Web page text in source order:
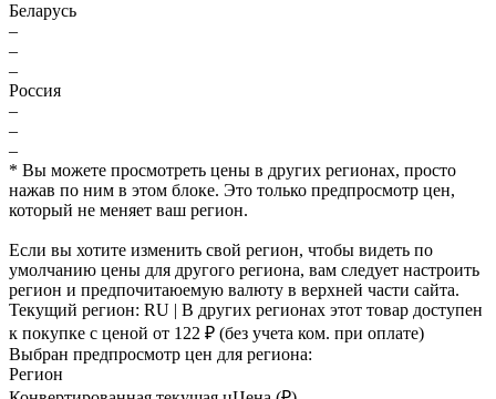
Беларусь
–
–
–
Россия
–
–
–
* Вы можете просмотреть цены в других регионах, просто
нажав по ним в этом блоке. Это только предпросмотр цен,
который не меняет ваш регион.
Если вы хотите изменить свой регион, чтобы видеть по
умолчанию цены для другого региона, вам следует настроить
регион и предпочитаюемую валюту в верхней части сайта.
Текущий регион: RU | В других регионах этот товар доступен
к покупке с ценой от 122 ₽ (без учета ком. при оплате)
Выбран предпросмотр цен для региона:
Регион